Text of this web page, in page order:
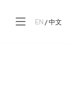
EN/中文